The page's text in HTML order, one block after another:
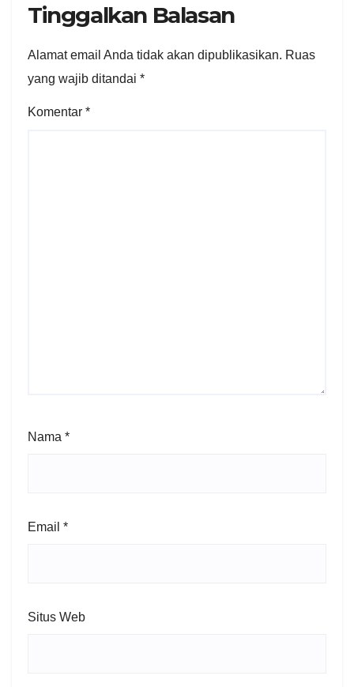
Tinggalkan Balasan
Alamat email Anda tidak akan dipublikasikan. Ruas
yang wajib ditandai *
Komentar *
Nama *
Email *
Situs Web